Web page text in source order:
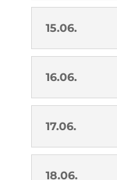
15.06.
16.06.
17.06.
18.06.